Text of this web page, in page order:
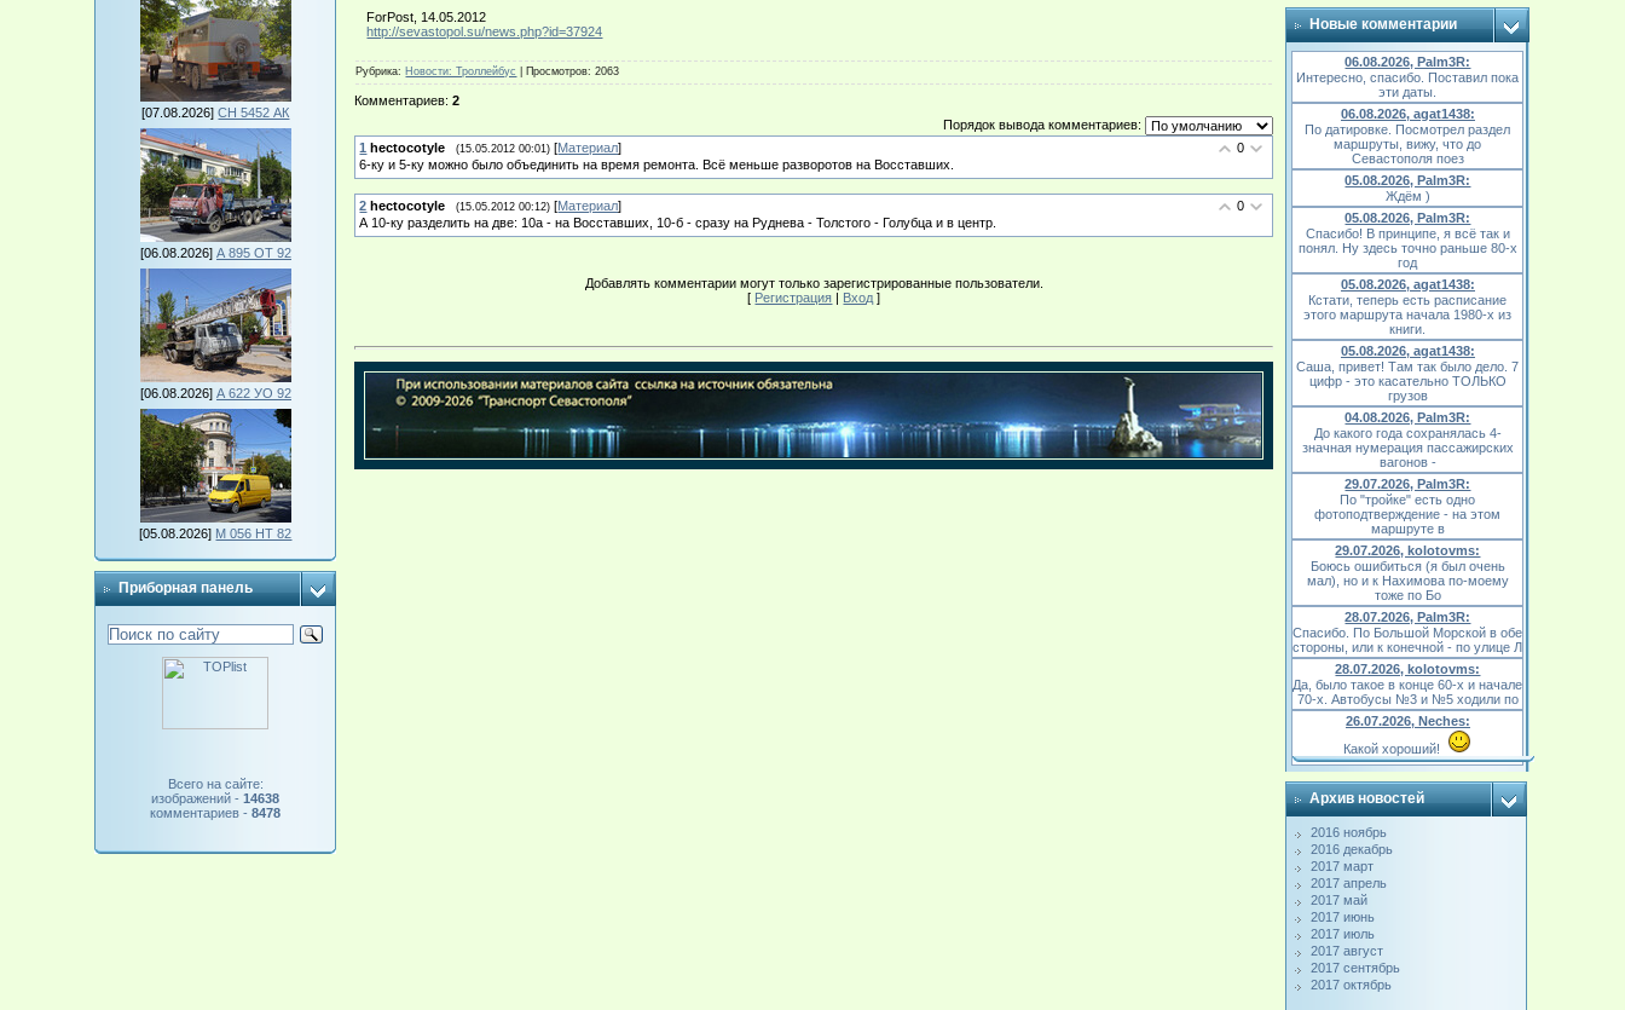
[07.08.2026]СН 5452 АК
[06.08.2026] А 895 ОТ 92
[06.08.2026] А 622 УО 92
[05.08.2026] М 056 НТ 82
Приборная панель
Всего на сайте:
изображений -14638
комментариев -8478
ForPost, 14.05.2012
http://sevastopol.su/news.php?id=37924
Рубрика: Новости: Троллейбус Просмотров: 2063
Комментариев:2
Порядок вывода комментариев:
0
1 hectocotyle (15.05.2012 00:01) [Материал]
6-ку и 5-ку можно было объединить на время ремонта. Всё меньше разворотов на Восставших.
0
2 hectocotyle (15.05.2012 00:12) [Материал]
А 10-ку разделить на две: 10а - на Восставших, 10-б - сразу на Руднева - Толстого - Голубца и в центр.
Добавлять комментарии могут только зарегистрированные пользователи.
[ Регистрация | Вход ]
Новые комментарии
06.08.2026, Palm3R:
Интересно, спасибо. Поставил пока
эти даты.
06.08.2026, agat1438:
По датировке. Посмотрел раздел
маршруты, вижу, что до
Севастополя поез
05.08.2026, Palm3R:
Ждём )
05.08.2026, Palm3R:
Спасибо! В принципе, я всё так и
понял. Ну здесь точно раньше 80-х
год
05.08.2026, agat1438:
Кстати, теперь есть расписание
этого маршрута начала 1980-х из
книги.
05.08.2026, agat1438:
Саша, привет! Там так было дело. 7
цифр - это касательно ТОЛЬКО
грузов
04.08.2026, Palm3R:
До какого года сохранялась 4-
значная нумерация пассажирских
вагонов -
29.07.2026, Palm3R:
По "тройке" есть одно
фотоподтверждение - на этом
маршруте в
29.07.2026, kolotovms:
Боюсь ошибиться (я был очень
мал), но и к Нахимова по-моему
тоже по Бо
28.07.2026, Palm3R:
Спасибо. По Большой Морской в обе
стороны, или к конечной - по улице Л
28.07.2026, kolotovms:
Да, было такое в конце 60-х и начале
70-х. Автобусы №3 и №5 ходили по
26.07.2026, Neches:
Какой хороший!
Архив новостей
2016 ноябрь
2016 декабрь
2017 март
2017 апрель
2017 май
2017 июнь
2017 июль
2017 август
2017 сентябрь
2017 октябрь